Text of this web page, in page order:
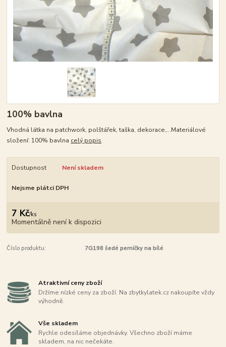
100% bavlna
Vhodná látka na patchwork, polštářek, taška, dekorace,...Materiálové
složení: 100% bavlna celý popis
Dostupnost Není skladem
Nejsme plátci DPH
7 Kč/ks
Momentálně není k dispozici
Číslo produktu: 7G198 šedé perníčky na bílé
Atraktivní ceny zboží
Držíme nízké ceny za zboží. Na zbytkylatek.cz nakoupíte vždy
výhodně.
Vše skladem
Rychle odesíláme objednávky. Všechno zboží máme
skladem, na nic nečekáte.